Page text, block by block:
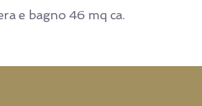
e bagno 46 mq ca.